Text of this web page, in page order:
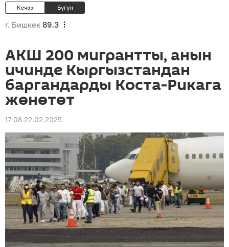
Кечээ Бүгүн
г. Бишкек 89.3
АКШ 200 мигрантты, анын
ичинде Кыргызстандан
баргандарды Коста-Рикага
жөнөтөт
17:08 22.02.2025